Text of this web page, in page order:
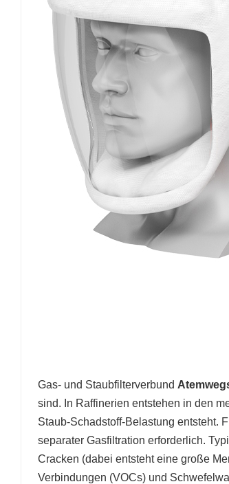
Gas- und Staubfilterverbund
sind. In Raffinerien entstehen in den
Staub-Schadstoff-Belastung entsteht.
separater Gasfiltration erforderlich.
Cracken (dabei entsteht eine große
Verbindungen (VOCs) und